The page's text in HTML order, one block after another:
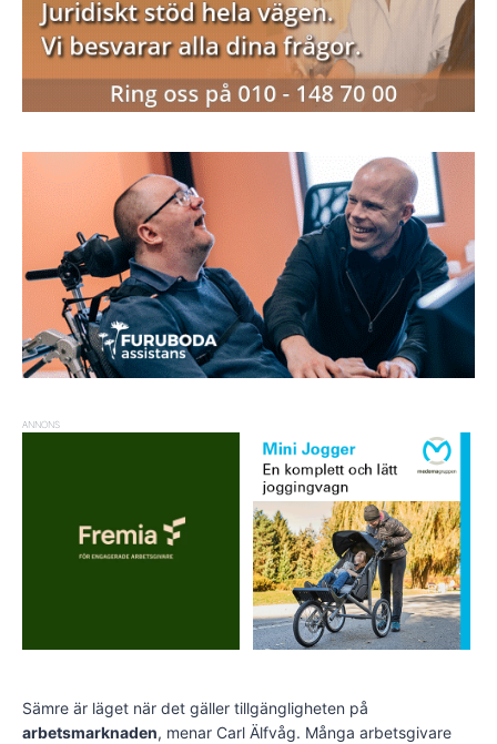
ANNONS
Sämre är läget när det gäller tillgängligheten på
arbetsmarknaden, menar Carl Älfvåg. Många arbetsgivare